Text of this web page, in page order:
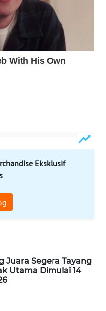
Eksklusif
Juara Segera Tayang
Utama Dimulai 14